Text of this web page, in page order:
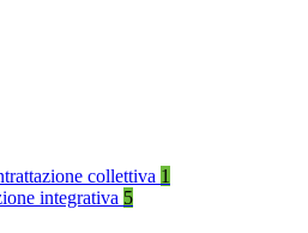
collettiva 1
integrativa 5